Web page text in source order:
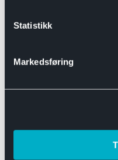
Statistikk
Markedsføring